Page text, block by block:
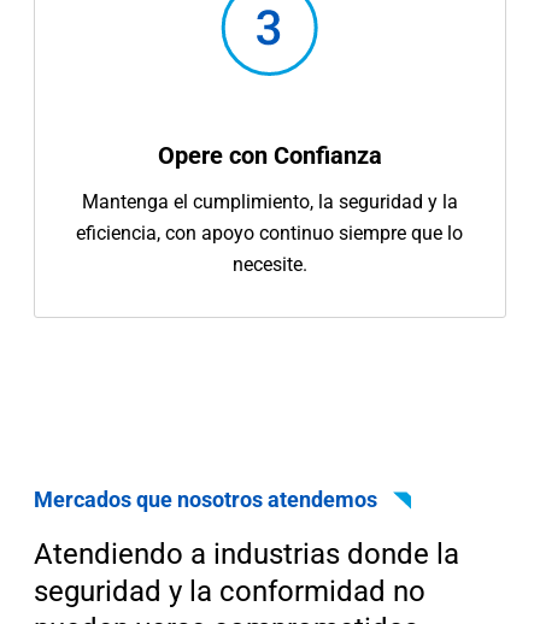
Opere con Confianza
Mantenga el cumplimiento, la seguridad y la
eficiencia, con apoyo continuo siempre que lo
necesite.
Mercados que nosotros atendemos
Atendiendo a industrias donde la
seguridad y la conformidad no